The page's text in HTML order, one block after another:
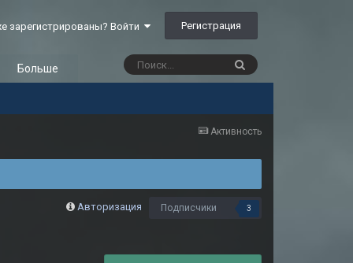
зарегистрированы? Войти Регистрация
Больше
Активность
Авторизация Подписчики 3